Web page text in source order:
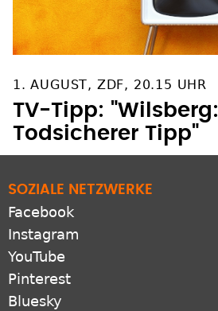
1. AUGUST, ZDF, 20.15 UHR
TV-Tipp: "Wilsberg:
Todsicherer Tipp"
SOZIALE NETZWERKE
Facebook
Instagram
YouTube
Pinterest
Bluesky